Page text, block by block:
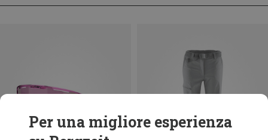
Per una migliore esperienza